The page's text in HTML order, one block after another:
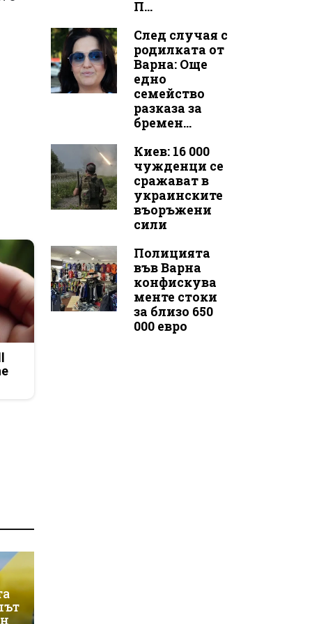
П...
След случая с
родилката от
Варна: Още
едно
семейство
разказа за
бремен...
Киев: 16 000
чужденци се
сражават в
украинските
въоръжени
сили
Полицията
във Варна
конфискува
менте стоки
за близо 650
000 евро